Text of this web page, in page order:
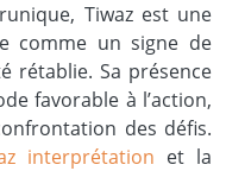
Tiwaz est une
comme un signe de
rétablie. Sa présence
favorable à l’action,
des défis.
interprétation et la